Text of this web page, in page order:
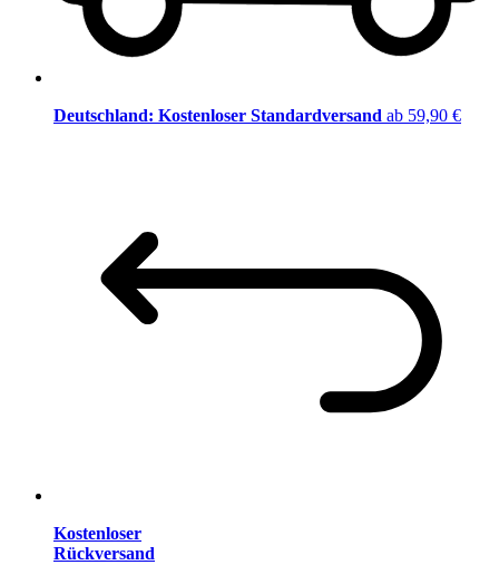
Deutschland: Kostenloser Standardversand ab 59,90 €
Kostenloser
Rückversand